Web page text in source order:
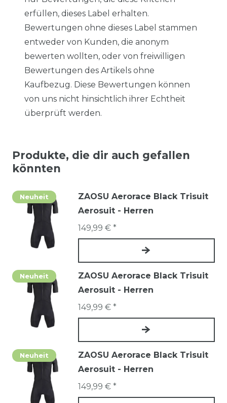
erfüllen, dieses Label erhalten.
Bewertungen ohne dieses Label stammen
entweder von Kunden, die anonym
bewerten wollten, oder von freiwilligen
Bewertungen des Artikels ohne
Kaufbezug. Diese Bewertungen können
von uns nicht hinsichtlich ihrer Echtheit
überprüft werden.
Produkte, die dir auch gefallen
könnten
Neuheit
ZAOSU Aerorace Black Trisuit
Aerosuit - Herren
149,99 € *
Neuheit
ZAOSU Aerorace Black Trisuit
Aerosuit - Herren
149,99 € *
Neuheit
ZAOSU Aerorace Black Trisuit
Aerosuit - Herren
149,99 € *